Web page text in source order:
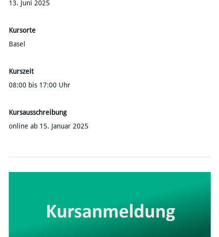
13. Juni 2025
Kursorte
Basel
Kurszeit
08:00 bis 17:00 Uhr
Kursausschreibung
online ab 15. Januar 2025